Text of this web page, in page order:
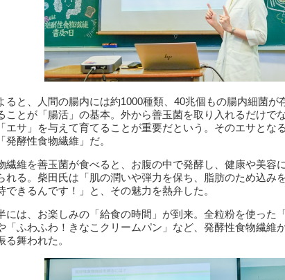
ると、人間の腸内には約1000種類、40兆個もの腸内細菌が
ことが「腸活」の基本。外から善玉菌を取り入れるだけで
エサ」を与えて育てることが重要だという。そのエサとな
発酵性食物繊維」だ。
繊維を善玉菌が食べると、お腹の中で発酵し、健康や美容
れる。柴田氏は「肌の潤いや弾力を保ち、脂肪のため込み
できるんです！」と、その魅力を熱弁した。
には、お楽しみの「給食の時間」が到来。全粒粉を使った
「ふわふわ！きなこクリームパン」など、発酵性食物繊維
る舞われた。